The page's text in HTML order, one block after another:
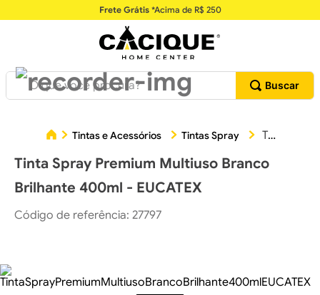
Frete Grátis*Acima de R$ 250
O que você procura?
Tintas e Acessórios Tintas Spray Tinta Spray Premium Multiuso Branco Brilhante 400ml - EUCATEX
Tinta Spray Premium Multiuso Branco
Brilhante 400ml - EUCATEX
Código de referência: 27797